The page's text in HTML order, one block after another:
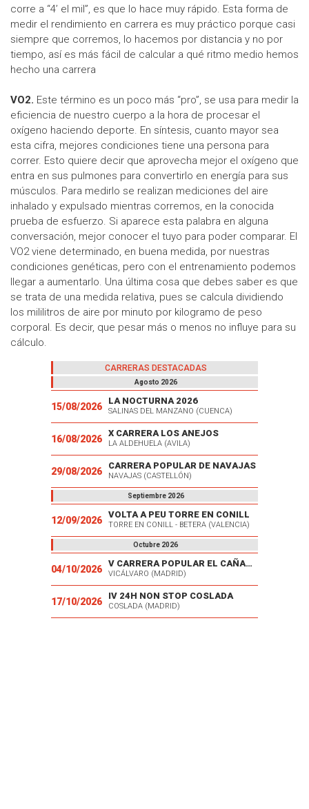
corre a “4’ el mil”, es que lo hace muy rápido. Esta forma de
medir el rendimiento en carrera es muy práctico porque casi
siempre que corremos, lo hacemos por distancia y no por
tiempo, así es más fácil de calcular a qué ritmo medio hemos
hecho una carrera
VO2. Este término es un poco más “pro”, se usa para medir la
eficiencia de nuestro cuerpo a la hora de procesar el
oxígeno haciendo deporte. En síntesis, cuanto mayor sea
esta cifra, mejores condiciones tiene una persona para
correr. Esto quiere decir que aprovecha mejor el oxígeno que
entra en sus pulmones para convertirlo en energía para sus
músculos. Para medirlo se realizan mediciones del aire
inhalado y expulsado mientras corremos, en la conocida
prueba de esfuerzo. Si aparece esta palabra en alguna
conversación, mejor conocer el tuyo para poder comparar. El
VO2 viene determinado, en buena medida, por nuestras
condiciones genéticas, pero con el entrenamiento podemos
llegar a aumentarlo. Una última cosa que debes saber es que
se trata de una medida relativa, pues se calcula dividiendo
los mililitros de aire por minuto por kilogramo de peso
corporal. Es decir, que pesar más o menos no influye para su
cálculo.
CARRERAS DESTACADAS
Agosto 2026
15/08/2026
LA NOCTURNA 2026
SALINAS DEL MANZANO (CUENCA)
16/08/2026
X CARRERA LOS ANEJOS
LA ALDEHUELA (AVILA)
29/08/2026
CARRERA POPULAR DE NAVAJAS
NAVAJAS (CASTELLÓN)
Septiembre 2026
12/09/2026
VOLTA A PEU TORRE EN CONILL
TORRE EN CONILL - BETERA (VALENCIA)
Octubre 2026
04/10/2026
V CARRERA POPULAR EL CAÑAVERAL
VICÁLVARO (MADRID)
17/10/2026
IV 24H NON STOP COSLADA
COSLADA (MADRID)